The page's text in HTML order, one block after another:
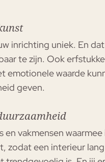
inrichting uniek. En
te zijn. Ook
emotionele waarde
geven.
en vakmensen waarmee
zodat een interieur lang